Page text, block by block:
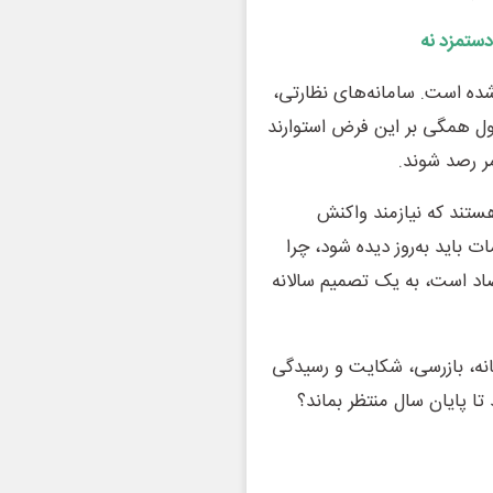
نه
است. سامانه‌های نظارتی،
همگی بر این فرض استوارند
رصد شوند.
که نیازمند واکنش
به‌روز دیده شود، چرا
است، به یک تصمیم سالانه
بازرسی، شکایت و رسیدگی
پایان سال منتظر بماند؟